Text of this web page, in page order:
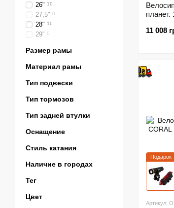
планет.
11 008
Подарок
Артикул:
26" 10
27,5" 0
28" 11
29" 0
Размер рамы
Материал рамы
Тип подвески
Тип тормозов
Тип задней втулки
Оснащение
Стиль катания
Наличие в городах
Тег
Цвет